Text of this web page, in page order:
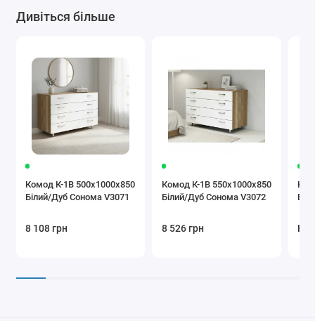
Дивіться більше
Комод К-1В 500x1000x850
Білий/Дуб Сонома V3071
8 108 грн
Комод К-1В 550x1000x850
Білий/Дуб Сонома V3072
8 526 грн